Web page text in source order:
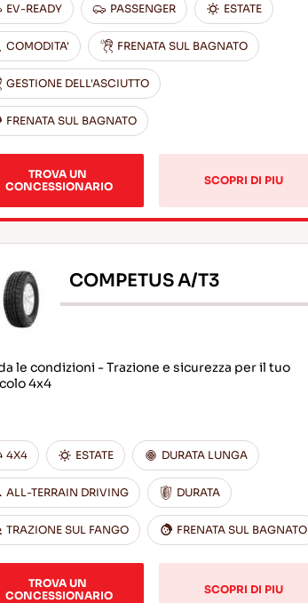
EV-READY PASSENGER ESTATE
COMODITA' FRENATA SUL BAGNATO
GESTIONE DELL'ASCIUTTO
FRENATA SUL BAGNATO
TROVA UN
CONCESSIONARIO
SCOPRI DI PIU
COMPETUS A/T3
le condizioni - Trazione e sicurezza per il tuo
4x4
4X4 ESTATE DURATA LUNGA
ALL-TERRAIN DRIVING DURATA
TRAZIONE SUL FANGO FRENATA SUL BAGNATO
TROVA UN
CONCESSIONARIO
SCOPRI DI PIU